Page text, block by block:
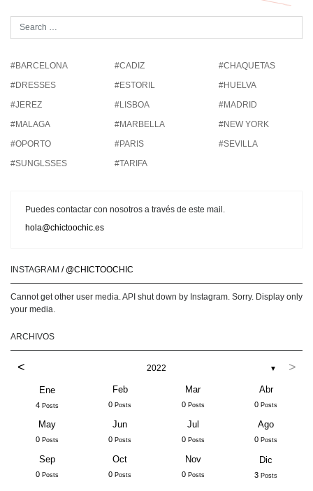
#BARCELONA #CADIZ
#CHAQUETAS
#DRESSES
#ESTORIL
#HUELVA
#JEREZ
#LISBOA
#MADRID
#MALAGA
#MARBELLA
#NEW YORK
#OPORTO
#PARIS
#SEVILLA
#SUNGLSSES
#TARIFA
Puedes contactar con nosotros a través de este mail.
hola@chictoochic.es
INSTAGRAM / @CHICTOOCHIC
Cannot get other user media. API shut down by Instagram. Sorry. Display only
your media.
ARCHIVOS
< 2022 ▼ >
Ene
4 Posts
Feb
0 Posts
Mar
0 Posts
Abr
0 Posts
May
0 Posts
Jun
0 Posts
Jul
0 Posts
Ago
0 Posts
Sep
0 Posts
Oct
0 Posts
Nov
0 Posts
Dic
3 Posts